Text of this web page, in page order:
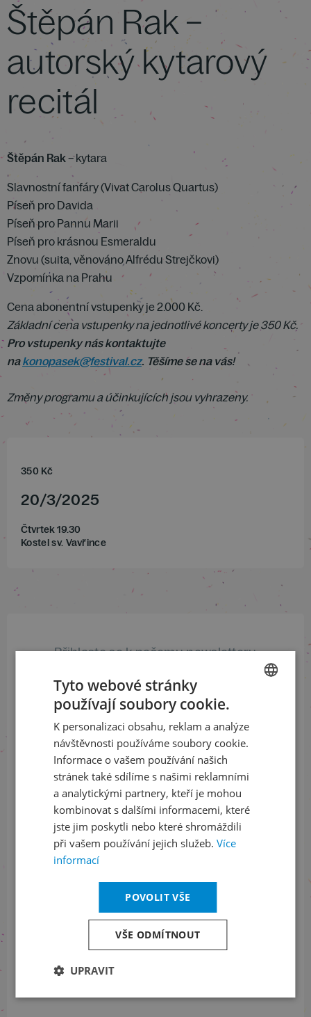
Štěpán Rak –
autorský kytarový
recitál
Štěpán Rak– kytara
Slavnostní fanfáry (Vivat Carolus Quartus)
Píseň pro Davida
Píseň pro Pannu Marii
Píseň pro krásnou Esmeraldu
Znovu (suita, věnováno Alfrédu Strejčkovi)
Vzpomínka na Prahu
Cena abonentní vstupenky je 2.000 Kč.
Základní cena vstupenky na jednotlivé koncerty je 350 Kč.
Pro vstupenky nás kontaktujte
nakonopasek@festival.cz. Těšíme se na vás!
Změny programu a účinkujících jsou vyhrazeny.
350 Kč
20/3/2025
Čtvrtek 19.30
Kostel sv. Vavřince
Přihlaste se k našemu newsletteru
ODEBÍRAT NEWSLETTER
Sledujte nás na sociálních sítích
LinkedIn
flickr
Informace o stavu objednávek
+420 461 049 232
Informace o programu
ENGLISH
Tyto webové stránky
používají soubory cookie.
K personalizaci obsahu, reklam a analýze
návštěvnosti používáme soubory cookie.
Informace o vašem používání našich
stránek také sdílíme s našimi reklamními
a analytickými partnery, kteří je mohou
kombinovat s dalšími informacemi, které
jste jim poskytli nebo které shromáždili
při vašem používání jejich služeb. Více
informací
POVOLIT VŠE
VŠE ODMÍTNOUT
UPRAVIT